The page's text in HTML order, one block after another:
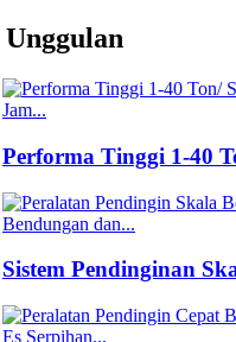
Performa Tinggi 1-40
Sistem Pendinginan